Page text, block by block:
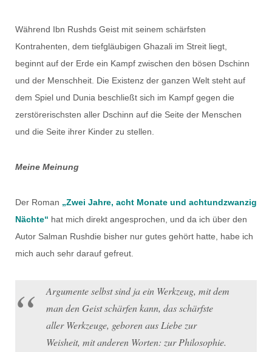
Während Ibn Rushds Geist mit seinem schärfsten
Kontrahenten, dem tiefgläubigen Ghazali im Streit liegt,
beginnt auf der Erde ein Kampf zwischen den bösen Dschinn
und der Menschheit. Die Existenz der ganzen Welt steht auf
dem Spiel und Dunia beschließt sich im Kampf gegen die
zerstörerischsten aller Dschinn auf die Seite der Menschen
und die Seite ihrer Kinder zu stellen.
Meine Meinung
Der Roman „Zwei Jahre, acht Monate und achtundzwanzig
Nächte“ hat mich direkt angesprochen, und da ich über den
Autor Salman Rushdie bisher nur gutes gehört hatte, habe ich
mich auch sehr darauf gefreut.
Argumente selbst sind ja ein Werkzeug, mit dem
man den Geist schärfen kann, das schärfste
aller Werkzeuge, geboren aus Liebe zur
Weisheit, mit anderen Worten: zur Philosophie.